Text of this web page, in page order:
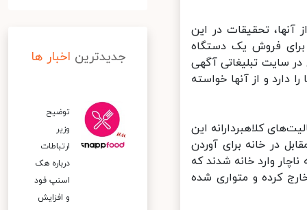
تحقیقات در این
فروش یک دستگاه
به ارزش ۸۵۰ میلیون ریال در سایت تبلیغاتی آگهی
دارد و از آنها خواسته
کلاهبردارانه این
در خانه برای آوردن
وارد خانه شدند که
کرده و متواری شده
جدیدترین اخبار ها
توضیح
وزیر
ارتباطات
درباره هک
اسنپ‌ فود
و افزایش